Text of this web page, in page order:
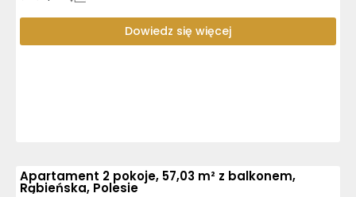
Dowiedz się więcej
Apartament 2 pokoje, 57,03 m² z balkonem,
Rąbieńska, Polesie